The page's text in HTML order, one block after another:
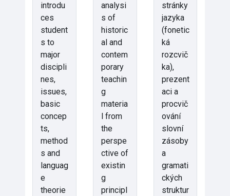
introdu
ces
student
s to
major
discipli
nes,
issues,
basic
concep
ts,
method
s and
languag
e
theorie
analysi
s of
historic
al and
contem
porary
teachin
g
materia
l from
the
perspe
ctive of
existin
g
principl
stránky
jazyka
(fonetic
ká
rozcvič
ka),
prezent
aci a
procvič
ování
slovní
zásoby
a
gramati
ckých
struktur